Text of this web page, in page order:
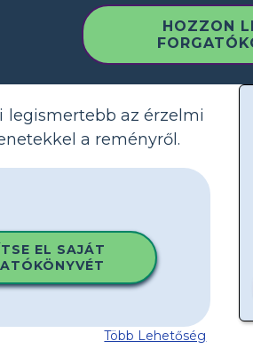
HOZZON
legismertebb az érzelmi
a reményről.
EL SAJÁT
Több Lehetőség